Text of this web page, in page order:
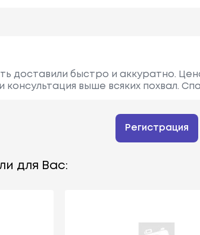
доставили быстро и аккуратно.
консультация выше всяких похвал.
Регистрация
для Вас: